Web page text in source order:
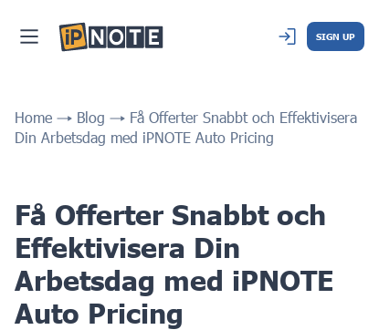
SIGN UP
Home Blog
Få Offerter Snabbt och Effektivisera
Din Arbetsdag med iPNOTE Auto Pricing
Få Offerter Snabbt och
Effektivisera Din
Arbetsdag med iPNOTE
Auto Pricing